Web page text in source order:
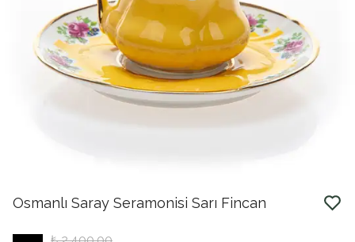
Osmanlı Saray Seramonisi Sarı Fincan